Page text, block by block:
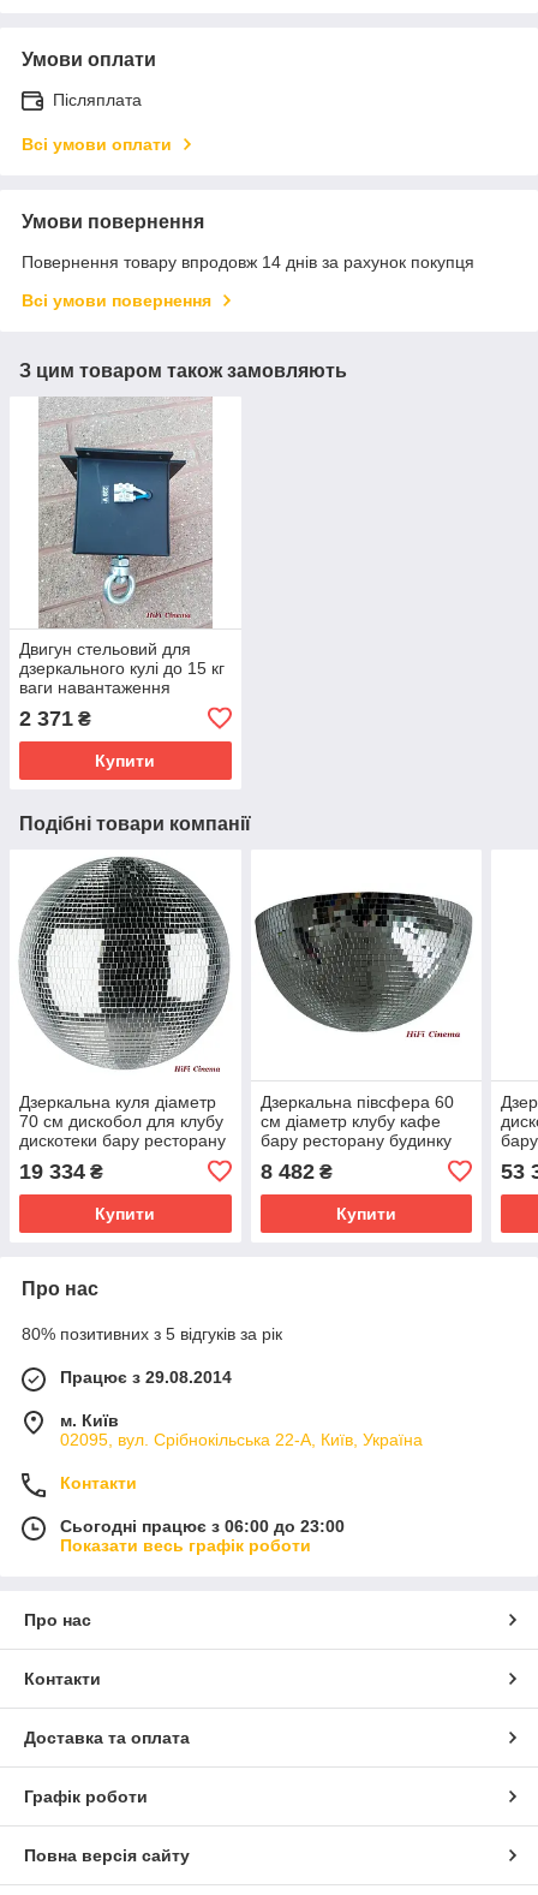
Умови оплати
Післяплата
Всі умови оплати
Умови повернення
Повернення товару впродовж 14 днів за рахунок покупця
Всі умови повернення
З цим товаром також замовляють
Двигун стельовий для
дзеркального кулі до 15 кг
ваги навантаження
2 371 ₴
Купити
Подібні товари компанії
Дзеркальна куля діаметр
70 см дискобол для клубу
дискотеки бару ресторану
19 334 ₴
Купити
Дзеркальна півсфера 60
см діаметр клубу кафе
бару ресторану будинку
8 482₴
Купити
53
Про нас
80% позитивних з 5 відгуків за рік
Працює з 29.08.2014
м. Київ
02095, вул. Срібнокільська 22-А, Київ, Україна
Контакти
Сьогодні працює з 06:00 до 23:00
Показати весь графік роботи
Про нас
Контакти
Доставка та оплата
Графік роботи
Повна версія сайту